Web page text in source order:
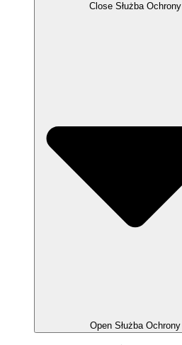
Close Służba Ochrony
Open Służba Ochrony